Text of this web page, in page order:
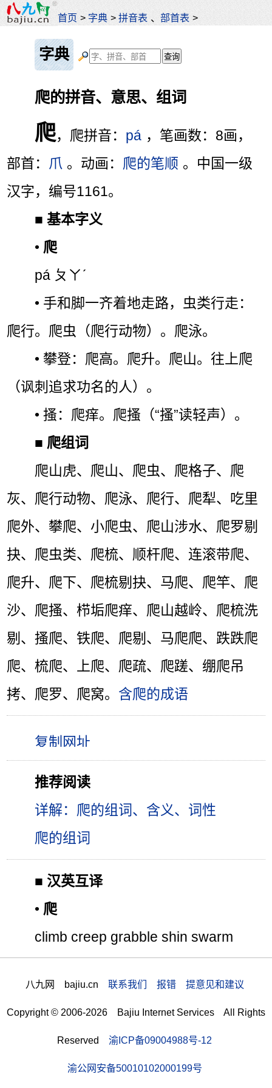
首页 > 字典 >拼音表 、部首表 >
字典
爬的拼音、意思、组词
爬，爬拼音： pá ，笔画数：8画，
部首： 爪 。动画： 爬的笔顺 。中国一级
汉字，编号1161。
■基本字义
• 爬
pá ㄆㄚˊ
• 手和脚一齐着地走路，虫类行走：
爬行。爬虫（爬行动物）。爬泳。
• 攀登：爬高。爬升。爬山。往上爬
（讽刺追求功名的人）。
• 搔：爬痒。爬搔（“搔”读轻声）。
■ 爬组词
爬山虎、爬山、爬虫、爬格子、爬
灰、爬行动物、爬泳、爬行、爬犁、吃里
爬外、攀爬、小爬虫、爬山涉水、爬罗剔
抉、爬虫类、爬梳、顺杆爬、连滚带爬、
爬升、爬下、爬梳剔抉、马爬、爬竿、爬
沙、爬搔、栉垢爬痒、爬山越岭、爬梳洗
剔、搔爬、铁爬、爬剔、马爬爬、跌跌爬
爬、梳爬、上爬、爬疏、爬蹉、绷爬吊
拷、爬罗、爬窝。 含爬的成语
推荐阅读
详解：爬的组词、含义、词性
爬的组词
■ 汉英互译
• 爬
climb creep grabble shin swarm
八九网 bajiu.cn 联系我们 报错 提意见和建议
Copyright © 2006-2026 Bajiu Internet Services All Rights
Reserved 渝ICP备09004988号-12
渝公网安备50010102000199号